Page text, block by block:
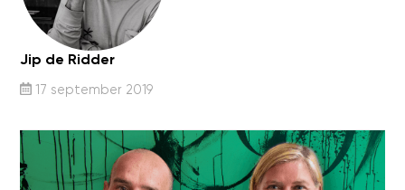
Jip de Ridder
17 september 2019